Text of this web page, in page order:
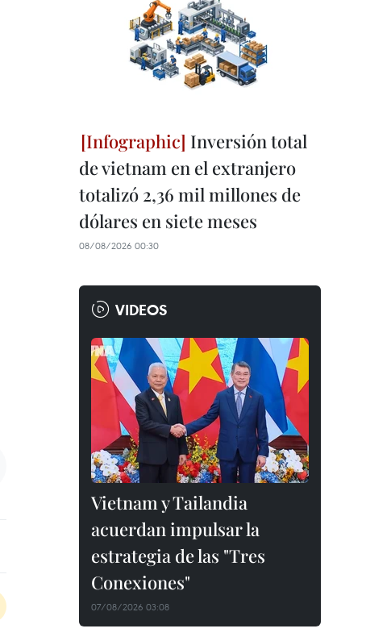
Inversión total
de vietnam en el extranjero
totalizó 2,36 mil millones de
dólares en siete meses
08/08/2026 00:30
VIDEOS
Vietnam y Tailandia
acuerdan impulsar la
estrategia de las "Tres
Conexiones"
07/08/2026 03:08